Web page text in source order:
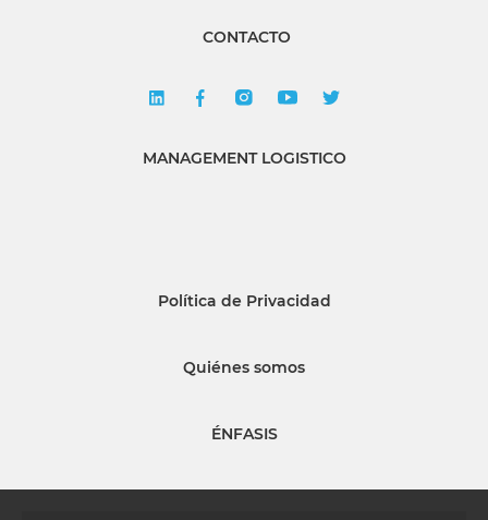
CONTACTO
MANAGEMENT LOGISTICO
Política de Privacidad
Quiénes somos
ÉNFASIS